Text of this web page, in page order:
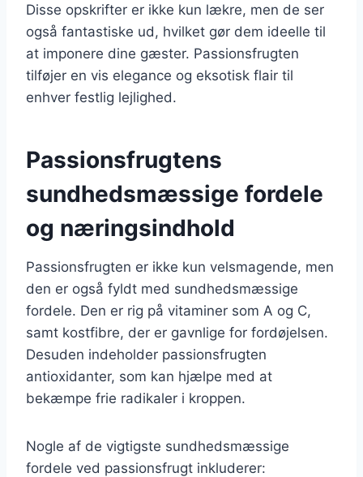
Disse opskrifter er ikke kun lækre, men de ser
også fantastiske ud, hvilket gør dem ideelle til
at imponere dine gæster. Passionsfrugten
tilføjer en vis elegance og eksotisk flair til
enhver festlig lejlighed.
Passionsfrugtens
sundhedsmæssige fordele
og næringsindhold
Passionsfrugten er ikke kun velsmagende, men
den er også fyldt med sundhedsmæssige
fordele. Den er rig på vitaminer som A og C,
samt kostfibre, der er gavnlige for fordøjelsen.
Desuden indeholder passionsfrugten
antioxidanter, som kan hjælpe med at
bekæmpe frie radikaler i kroppen.
Nogle af de vigtigste sundhedsmæssige
fordele ved passionsfrugt inkluderer: